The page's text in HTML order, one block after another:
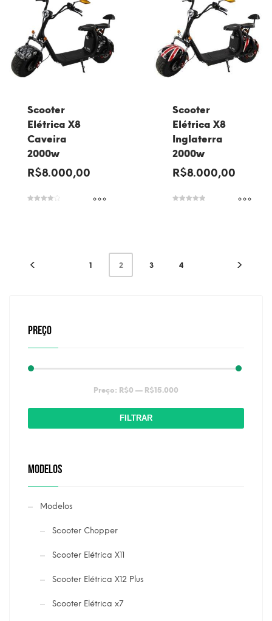
Scooter
Elétrica X8
Caveira
2000w
R$8.000,00
Scooter
Elétrica X8
Inglaterra
2000w
R$8.000,00
1 2 3 4
PREÇO
mínimo
máximo
FILTRAR
Preço: R$0 — R$15.000
MODELOS
Modelos
Scooter Chopper
Scooter Elétrica X11
Scooter Elétrica X12 Plus
Scooter Elétrica x7